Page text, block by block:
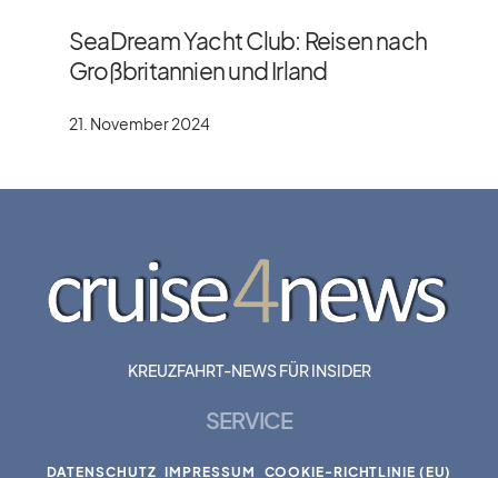
SeaDream Yacht Club: Reisen nach
Großbritannien und Irland
21. November 2024
KREUZFAHRT-NEWS FÜR INSIDER
SERVICE
DATENSCHUTZ IMPRESSUM COOKIE-RICHTLINIE (EU)